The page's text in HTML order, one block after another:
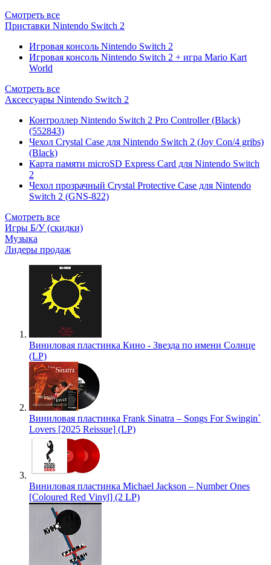
Смотреть все
Приставки Nintendo Switch 2
Игровая консоль Nintendo Switch 2
Игровая консоль Nintendo Switch 2 + игра Mario Kart
World
Смотреть все
Аксессуары Nintendo Switch 2
Контроллер Nintendo Switch 2 Pro Controller (Black)
(552843)
Чехол Сrystal Сase для Nintendo Switch 2 (Joy Con/4 gribs)
(Black)
Карта памяти microSD Express Card для Nintendo Switch
2
Чехол прозрачный Crystal Protective Case для Nintendo
Switch 2 (GNS-822)
Смотреть все
Игры Б/У (скидки)
Музыка
Лидеры продаж
Виниловая пластинка Кино - Звезда по имени Солнце
(LP)
Виниловая пластинка Frank Sinatra – Songs For Swingin`
Lovers [2025 Reissue] (LP)
Виниловая пластинка Michael Jackson – Number Ones
[Coloured Red Vinyl] (2 LP)